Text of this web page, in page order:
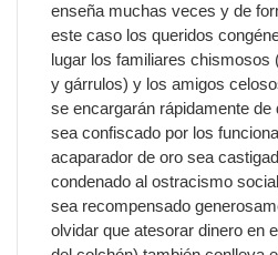
enseña muchas veces y de
este caso los queridos
lugar los familiares chismosos
y gárrulos) y los amigos
se encargarán rápidamente de
sea confiscado por los
acaparador de oro sea
condenado al ostracismo
sea recompensado
olvidar que atesorar dinero en